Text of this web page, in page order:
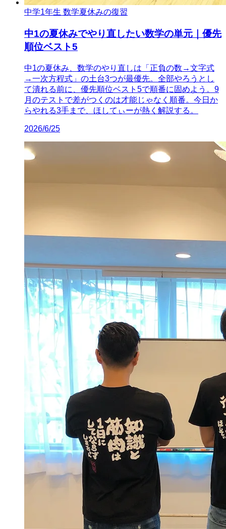
中学1年生 数学夏休みの復習
中1の夏休みでやり直したい数学の単元｜優先
順位ベスト5
中1の夏休み、数学のやり直しは「正負の数→文字式
→一次方程式」の土台3つが最優先。全部やろうとし
て潰れる前に、優先順位ベスト5で順番に固めよう。9
月のテストで差がつくのは才能じゃなく順番。今日か
らやれる3手まで、ほしてぃーが熱く解説する。
2026/6/25